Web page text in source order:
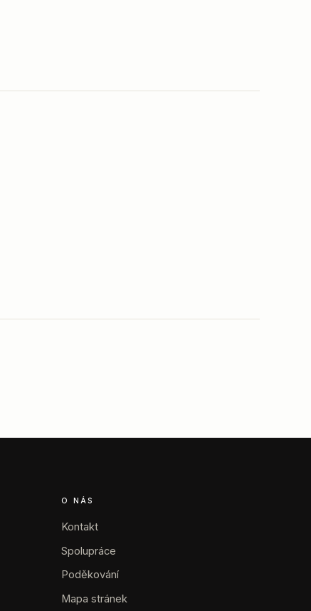
O NÁS
Kontakt
Spolupráce
Poděkování
Mapa stránek